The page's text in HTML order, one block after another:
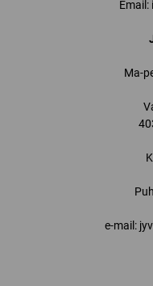
Email:
Ma-
e-mail: